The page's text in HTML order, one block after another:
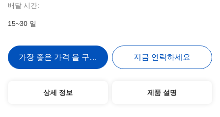
배달 시간:
15~30 일
가장 좋은 가격 을 구하라 지금 연락하세요
상세 정보 제품 설명